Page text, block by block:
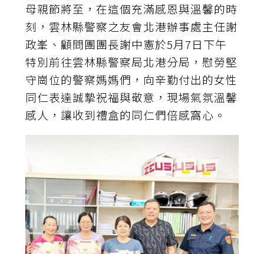
母親節將至，在這個充滿感恩與溫馨的時
刻，雲林縣警察之友會北港辦事處主任謝
政峯、顧問團團長謝中憲於5月7日下午
特別前往雲林縣警察局北港分局，慰勞堅
守崗位的警察媽媽們，向辛勤付出的女性
同仁表達誠摯祝福與敬意，現場氣氛溫馨
感人，讓收到禮盒的同仁們倍感窩心。